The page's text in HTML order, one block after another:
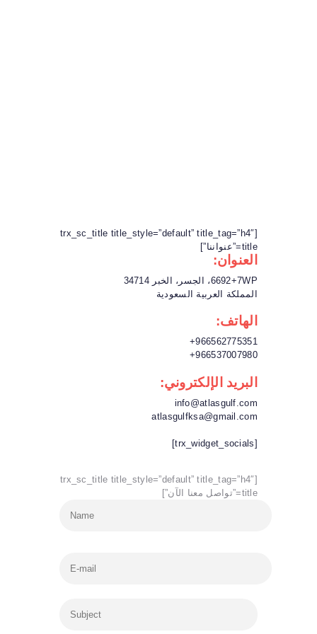
[trx_sc_title title_style=”default” title_tag=”h4″
title=”عنواننا”]
العنوان:
6692+7WP، الجسر، الخبر 34714
المملكة العربية السعودية
الهاتف:
966562775351+
966537007980+
البريد الإلكتروني:
info@atlasgulf.com
atlasgulfksa@gmail.com
[trx_widget_socials]
[trx_sc_title title_style=”default” title_tag=”h4″
title=”تواصل معنا الآن”]